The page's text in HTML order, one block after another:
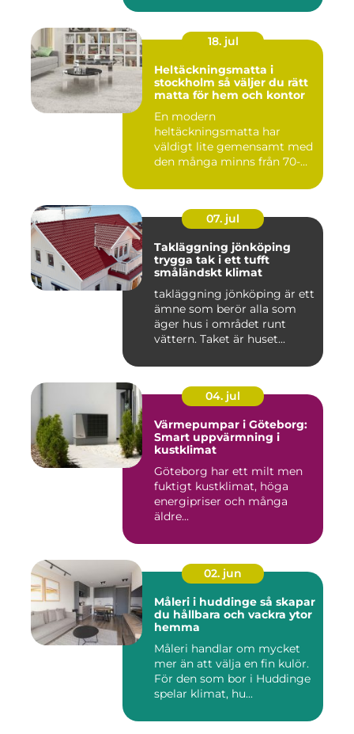
18. jul
Heltäckningsmatta i
stockholm så väljer du rätt
matta för hem och kontor
En modern
heltäckningsmatta har
väldigt lite gemensamt med
den många minns från 70-
07. jul
Takläggning jönköping
trygga tak i ett tufft
småländskt klimat
takläggning jönköping är ett
ämne som berör alla som
äger hus i området runt
vättern. Taket är huset...
04. jul
Värmepumpar i Göteborg:
Smart uppvärmning i
kustklimat
Göteborg har ett milt men
fuktigt kustklimat, höga
energipriser och många
äldre...
02. jun
Måleri i huddinge så skapar
du hållbara och vackra ytor
hemma
Måleri handlar om mycket
mer än att välja en fin kulör.
För den som bor i Huddinge
spelar klimat, hu...